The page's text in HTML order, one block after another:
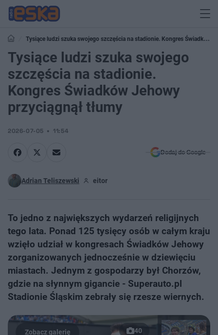
Tysiące ludzi szuka swojego szczęścia na stadionie. Kongres Świadków
Jehowy przyciągnął tłumy
Tysiące ludzi szuka swojego
szczęścia na stadionie.
Kongres Świadków Jehowy
przyciągnął tłumy
2026-07-05 11:54
Dodaj do Google
Adrian Teliszewski eitor
To jedno z największych wydarzeń religijnych
tego lata. Ponad 125 tysięcy osób w całym kraju
wzięło udział w kongresach Świadków Jehowy
zorganizowanych jednocześnie w dziewięciu
miastach. Jednym z gospodarzy był Chorzów,
gdzie na słynnym gigancie - Superauto.pl
Stadionie Śląskim zebrały się rzesze wiernych.
40